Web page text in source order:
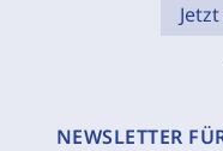
NEWSLETTER